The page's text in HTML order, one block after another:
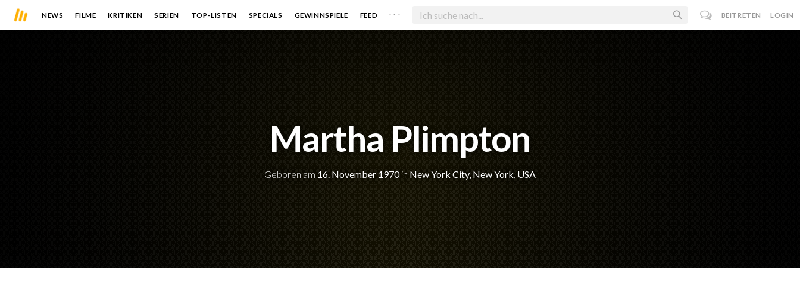
NEWS FILME KRITIKEN SERIEN TOP-LISTEN SPECIALS GEWINNSPIELE FEED . . . BEITRETEN LOGIN
Martha Plimpton
Geboren am 16. November 1970in New York City, New York, USA